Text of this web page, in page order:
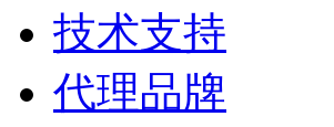
技术支持
代理品牌